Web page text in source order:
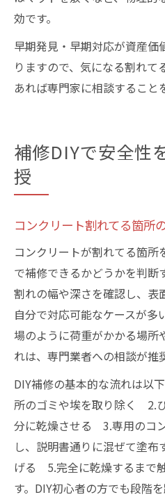
効です。
早期発見・早期対応が資産価
りますので、気になる割れて
あれば専門家に相談すること
補修DIYで安全性
授
コンクリート割れてる箇所
コンクリートが割れてる箇所
で補修できるかどうかを判断
割れの幅や深さを確認し、表
自分で対応可能なケースが多
場のように荷重がかかる場
れは、専門業者への相談が推
DIY補修の基本的な流れは以
所のゴミや埃を取り除く 2.
分に乾燥させる 3.専用のコ
し、説明書通りに混ぜて塗
げる 5.完全に乾燥するまで
す。DIY初心者の方でも段階